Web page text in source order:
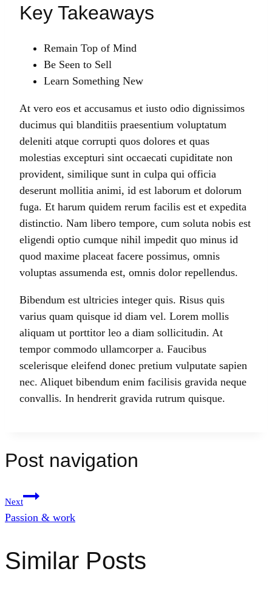
Key Takeaways
Remain Top of Mind
Be Seen to Sell
Learn Something New
At vero eos et accusamus et iusto odio dignissimos
ducimus qui blanditiis praesentium voluptatum
deleniti atque corrupti quos dolores et quas
molestias excepturi sint occaecati cupiditate non
provident, similique sunt in culpa qui officia
deserunt mollitia animi, id est laborum et dolorum
fuga. Et harum quidem rerum facilis est et expedita
distinctio. Nam libero tempore, cum soluta nobis est
eligendi optio cumque nihil impedit quo minus id
quod maxime placeat facere possimus, omnis
voluptas assumenda est, omnis dolor repellendus.
Bibendum est ultricies integer quis. Risus quis
varius quam quisque id diam vel. Lorem mollis
aliquam ut porttitor leo a diam sollicitudin. At
tempor commodo ullamcorper a. Faucibus
scelerisque eleifend donec pretium vulputate sapien
nec. Aliquet bibendum enim facilisis gravida neque
convallis. In hendrerit gravida rutrum quisque.
Post navigation
Next
Passion & work
Similar Posts